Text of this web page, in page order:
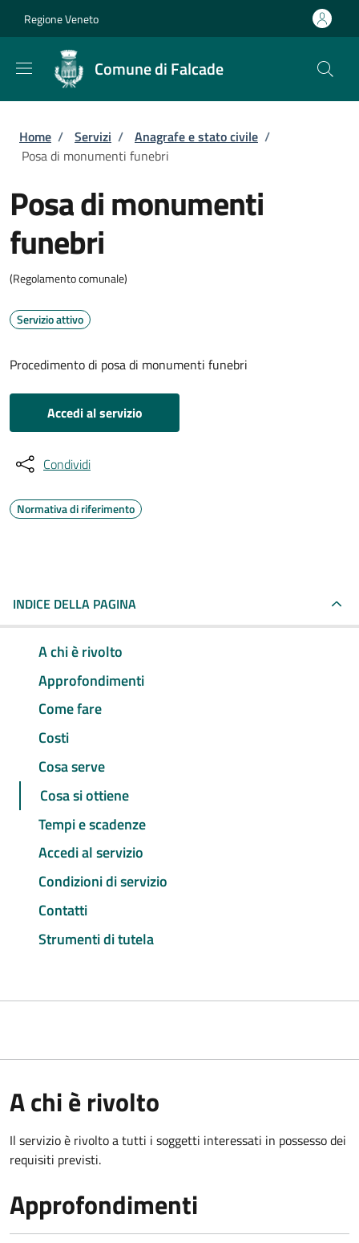
Regione Veneto
Comune di Falcade
Briciole di pane
Home / Servizi / Anagrafe e stato civile /
Posa di monumenti funebri
Posa di monumenti
funebri
(Regolamento comunale)
Servizio attivo
Procedimento di posa di monumenti funebri
Accedi al servizio
Condividi
Normativa di riferimento
INDICE DELLA PAGINA
A chi è rivolto
Approfondimenti
Come fare
Costi
Cosa serve
Cosa si ottiene
Tempi e scadenze
Accedi al servizio
Condizioni di servizio
Contatti
Strumenti di tutela
A chi è rivolto
Il servizio è rivolto a tutti i soggetti interessati in possesso dei
requisiti previsti.
Approfondimenti